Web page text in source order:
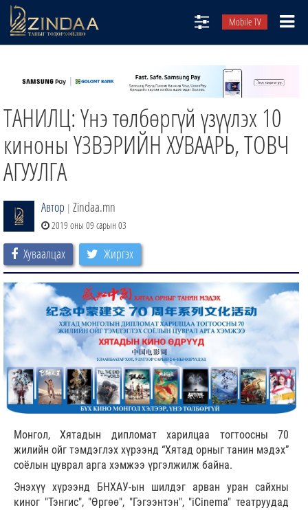
Mobile TV
ТВ8
ӨГЛӨӨНИЙ СОНИН
АУДИО ЗОХИОЛ
ЗИНДАА СЭТГҮҮЛ
ТАНИЛЦ: Үнэ төлбөргүй үзүүлэх 10
киноны ҮЗВЭРИЙН ХУВААРЬ, ТОВЧ
АГУУЛГА
Автор | Zindaa.mn
2019 оны 09 сарын 03
Хуваалцах Жиргэх
Монгол, Хятадын дипломат харилцаа тогтоосны 70
жилийн ойг тэмдэглэх хүрээнд “Хятад орныг танин мэдэх”
соёлын цуврал арга хэмжээ үргэлжилж байна.
Энэхүү хүрээнд БНХАУ-ын шилдэг арван уран сайхны
киног "Тэнгис", "Өргөө", "Гэгээнтэн", "iCinema" театруудад